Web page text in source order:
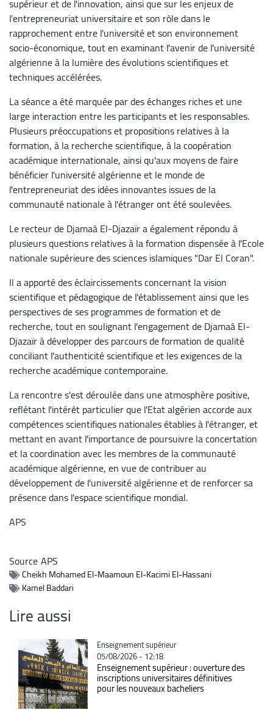
l’entrepreneuriat universitaire et son rôle dans le
rapprochement entre l'université et son environnement
socio-économique, tout en examinant l'avenir de l'université
algérienne à la lumière des évolutions scientifiques et
techniques accélérées.
La séance a été marquée par des échanges riches et une
large interaction entre les participants et les responsables.
Plusieurs préoccupations et propositions relatives à la
formation, à la recherche scientifique, à la coopération
académique internationale, ainsi qu'aux moyens de faire
bénéficier l'université algérienne et le monde de
l'entrepreneuriat des idées innovantes issues de la
communauté nationale à l'étranger ont été soulevées.
Le recteur de Djamaâ El-Djazaïr a également répondu à
plusieurs questions relatives à la formation dispensée à l'Ecole
nationale supérieure des sciences islamiques "Dar El Coran".
Il a apporté des éclaircissements concernant la vision
scientifique et pédagogique de l'établissement ainsi que les
perspectives de ses programmes de formation et de
recherche, tout en soulignant l'engagement de Djamaâ El-
Djazaïr à développer des parcours de formation de qualité
conciliant l'authenticité scientifique et les exigences de la
recherche académique contemporaine.
La rencontre s'est déroulée dans une atmosphère positive,
reflétant l'intérêt particulier que l'Etat algérien accorde aux
compétences scientifiques nationales établies à l'étranger, et
mettant en avant l'importance de poursuivre la concertation
et la coordination avec les membres de la communauté
académique algérienne, en vue de contribuer au
développement de l'université algérienne et de renforcer sa
présence dans l'espace scientifique mondial.
APS
SourceAPS
Cheikh Mohamed El-Maamoun El-Kacimi El-Hassani
Kamel Baddari
Lire aussi
Catégorie
Enseignement supérieur
05/08/2026 - 12:18
Enseignement supérieur : ouverture des
inscriptions universitaires définitives
pour les nouveaux bacheliers